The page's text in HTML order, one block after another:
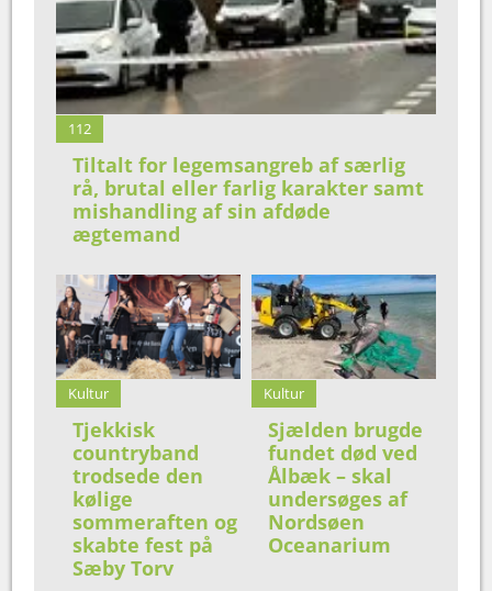
112
Tiltalt for legemsangreb af særlig
rå, brutal eller farlig karakter samt
mishandling af sin afdøde
ægtemand
Kultur
Tjekkisk
countryband
trodsede den
kølige
sommeraften og
skabte fest på
Sæby Torv
Kultur
Sjælden brugde
fundet død ved
Ålbæk – skal
undersøges af
Nordsøen
Oceanarium